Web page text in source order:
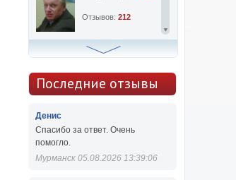
Отзывов: 212
Алексей Сергеевич
Отзывов:47
Последние отзывы
Денис
Спасибо за ответ. Очень
помогло.
Мурманск 05.08.2026 13:39:06